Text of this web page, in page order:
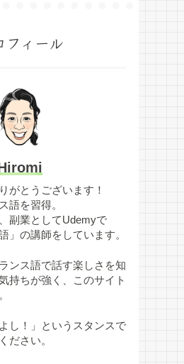
フィール
がとうございます！
語を習得。
副業としてUdemyで
」の講師をしています。
ンス語で話す楽しさを知
持ちが強く、このサイト
し！」というスタンスで
ださい。